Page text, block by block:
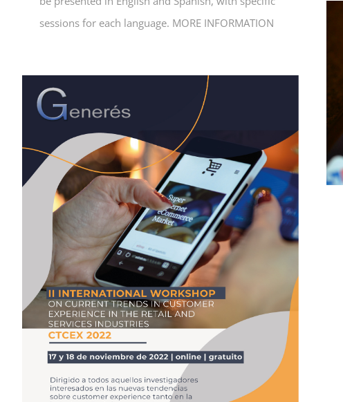
sessions for each language. MORE INFORMATION